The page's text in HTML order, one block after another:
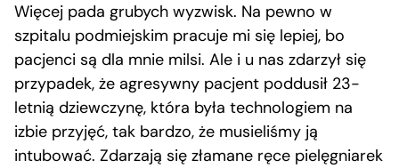
Więcej pada grubych wyzwisk. Na pewno w
szpitalu podmiejskim pracuje mi się lepiej, bo
pacjenci są dla mnie milsi. Ale i u nas zdarzył się
przypadek, że agresywny pacjent poddusił 23-
letnią dziewczynę, która była technologiem na
izbie przyjęć, tak bardzo, że musieliśmy ją
intubować. Zdarzają się złamane ręce pielęgniarek